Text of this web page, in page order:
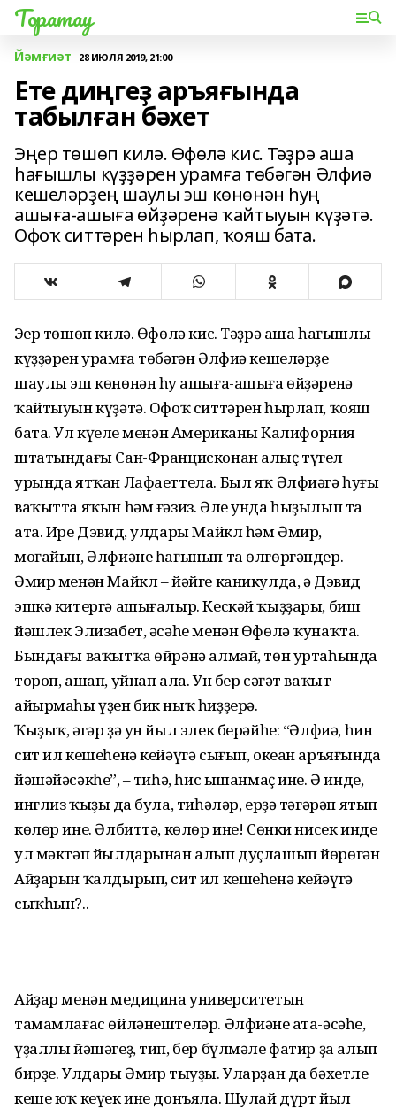
Торатау
Йәмғиәт 28 ИЮЛЯ 2019, 21:00
Ете диңгеҙ аръяғында
табылған бәхет
Эңер төшөп килә. Өфөлә кис. Тәҙрә аша
һағышлы күҙҙәрен урамға төбәгән Әлфиә
кешеләрҙең шаулы эш көнөнән һуң
ашыға-ашыға өйҙәренә ҡайтыуын күҙәтә.
Офоҡ ситтәрен һырлап, ҡояш бата.
Эңер төшөп килә. Өфөлә кис. Тәҙрә аша һағышлы
күҙҙәрен урамға төбәгән Әлфиә кешеләрҙең
шаулы эш көнөнән һуң ашыға-ашыға өйҙәренә
ҡайтыуын күҙәтә. Офоҡ ситтәрен һырлап, ҡояш
бата. Ул күңеле менән Американың Калифорния
штатындағы Сан-Францисконан алыҫ түгел
урында ятҡан Лафаеттела. Был яҡ Әлфиәгә һуңғы
ваҡытта яҡын һәм ғәзиз. Әле унда һыҙылып таң
ата. Ире Дэвид, улдары Майкл һәм Әмир,
моғайын, Әлфиәне һағынып та өлгөргәндер.
Әмир менән Майкл – йәйге каникулда, ә Дэвид
эшкә китергә ашығалыр. Кескәй ҡыҙҙары, биш
йәшлек Элизабет, әсәһе менән Өфөлә ҡунаҡта.
Бындағы ваҡытҡа өйрәнә алмай, төн уртаһында
тороп, ашап, уйнап ала. Ун бер сәғәт ваҡыт
айырмаһы үҙен бик ныҡ һиҙҙерә.
Ҡыҙыҡ, әгәр ҙә ун йыл элек берәйһе: “Әлфиә, һин
сит ил кешеһенә кейәүгә сығып, океан аръяғында
йәшәйәсәкһең”, – тиһә, һис ышанмаҫ ине. Ә инде,
инглиз ҡыҙың да була, тиһәләр, ерҙә тәгәрәп ятып
көлөр ине. Әлбиттә, көлөр ине! Сөнки нисек инде
ул мәктәп йылдарынан алып дуҫлашып йөрөгән
Айҙарын ҡалдырып, сит ил кешеһенә кейәүгә
сыҡһын?..
Айҙар менән медицина университетын
тамамлағас өйләнештеләр. Әлфиәнең ата-әсәһе,
үҙаллы йәшәгеҙ, тип, бер бүлмәле фатир ҙа алып
бирҙе. Улдары Әмир тыуҙы. Уларҙан да бәхетле
кеше юҡ кеүек ине донъяла. Шулай дүрт йыл